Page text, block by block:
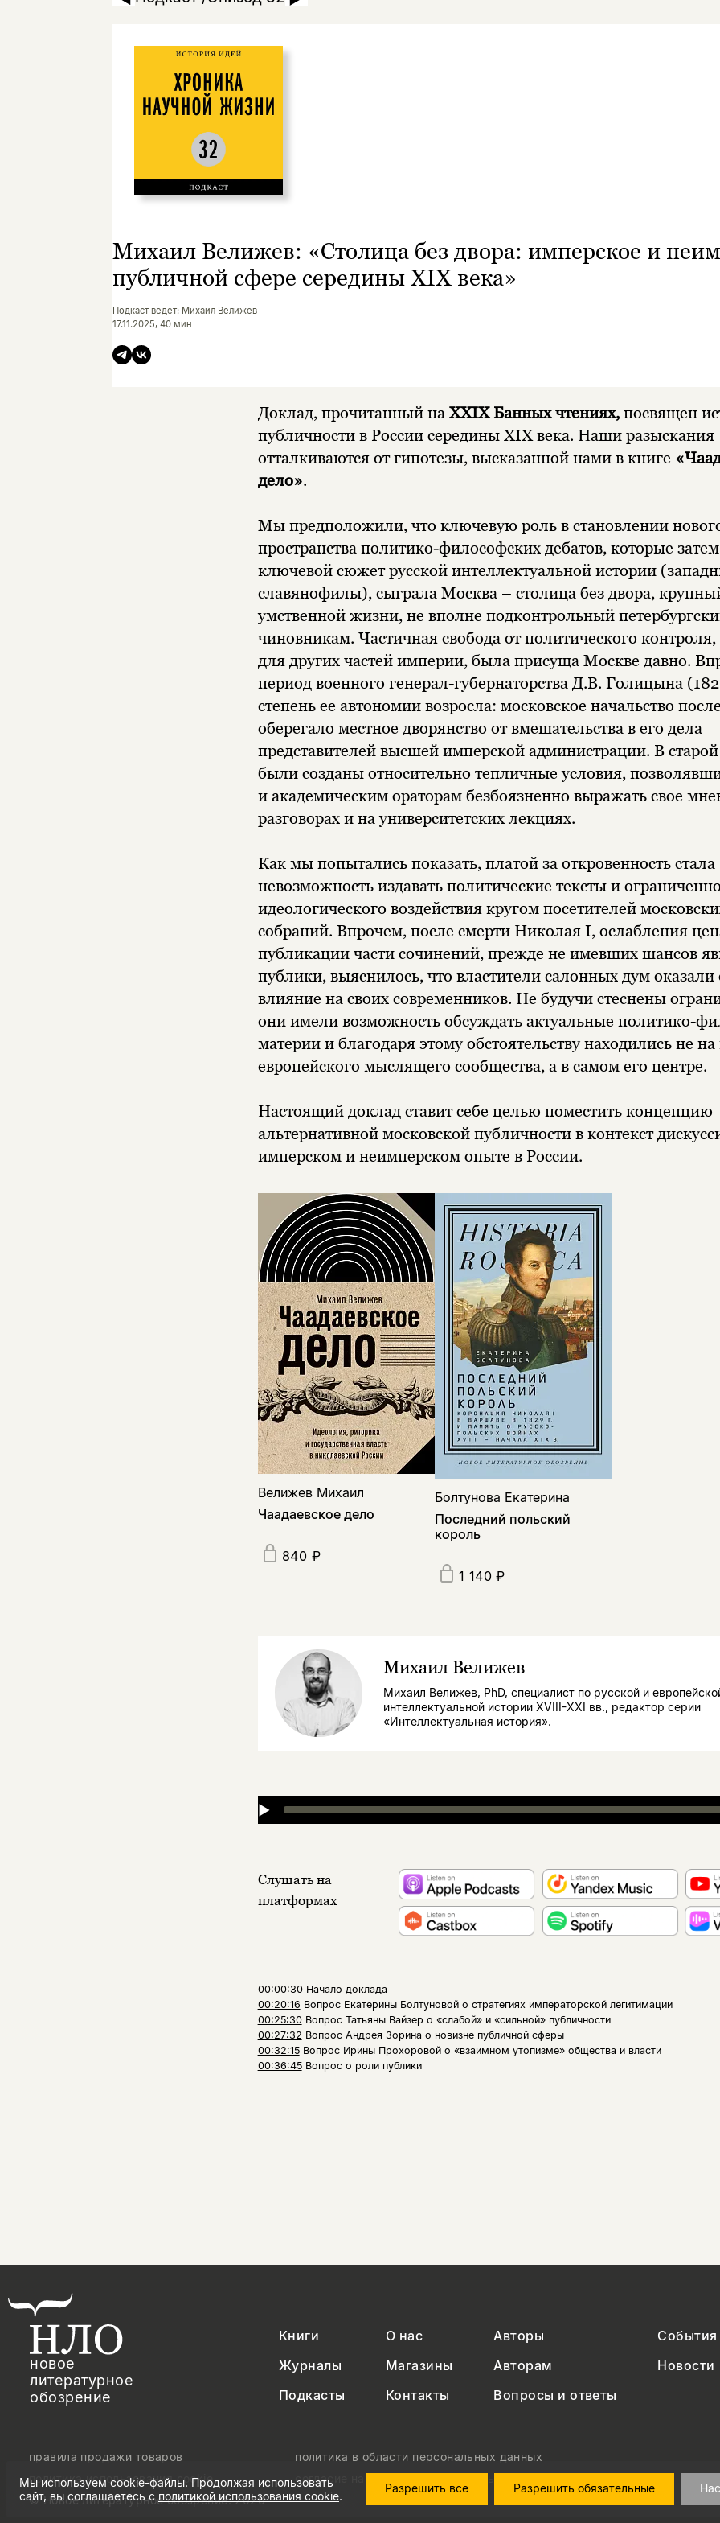
Михаил Велижев: «Столица без двора: имперское и
публичной сфере середины XIX века»
Подкаст ведет: Михаил Велижев
17.11.2025, 40 мин
Доклад, прочитанный на XXIX Банных чтениях, посвящен
публичности в России середины XIX века. Наши разыскания
отталкиваются от гипотезы, высказанной нами в книге
дело».
Мы предположили, что ключевую роль в становлении
пространства политико-философских дебатов, которые
ключевой сюжет русской интеллектуальной истории
славянофилы), сыграла Москва – столица без двора,
умственной жизни, не вполне подконтрольный
чиновникам. Частичная свобода от политического контроля,
для других частей империи, была присуща Москве давно.
период военного генерал-губернаторства Д.В. Голицына
степень ее автономии возросла: московское начальство
оберегало местное дворянство от вмешательства в его дела
представителей высшей имперской администрации. В
были созданы относительно тепличные условия,
и академическим ораторам безбоязненно выражать свое
разговорах и на университетских лекциях.
Как мы попытались показать, платой за откровенность стала
невозможность издавать политические тексты и
идеологического воздействия кругом посетителей
собраний. Впрочем, после смерти Николая I, ослабления
публикации части сочинений, прежде не имевших шансов
публики, выяснилось, что властители салонных дум оказали
влияние на своих современников. Не будучи стеснены
они имели возможность обсуждать актуальные политико-
материи и благодаря этому обстоятельству находились не
европейского мыслящего сообщества, а в самом его центре.
Настоящий доклад ставит себе целью поместить концепцию
альтернативной московской публичности в контекст
имперском и неимперском опыте в России.
Велижев Михаил
Чаадаевское дело
840 ₽
Болтунова Екатерина
Последний польский
король
1 140 ₽
Михаил Велижев
Михаил Велижев, PhD, специалист по русской и
интеллектуальной истории XVIII-XXI вв., редактор серии
«Интеллектуальная история».
▶
Слушать на
платформах
00:00:30 Начало доклада
00:20:16 Вопрос Екатерины Болтуновой о стратегиях императорской легитимации
00:25:30 Вопрос Татьяны Вайзер о «слабой» и «сильной» публичности
00:27:32 Вопрос Андрея Зорина о новизне публичной сферы
00:32:15 Вопрос Ирины Прохоровой о «взаимном утопизме» общества и власти
00:36:45 Вопрос о роли публики
новое
литературное
обозрение
Книги О нас Авторы
События
Журналы
Магазины Авторам
Новости
Подкасты
Контакты Вопросы и ответы
© Новое литературное обозрение. 2026
правила продажи товаров
политика в области персональных данных
политика использования cookie
согласие на обработку персональных данных
Мы используем cookie-файлы. Продолжая использовать
сайт, вы соглашаетесь с политикой использования cookie.
Разрешить все Разрешить обязательные